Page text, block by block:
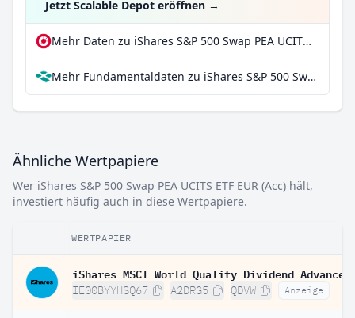
Jetzt Scalable Depot eröffnen →
Mehr Daten zu iShares S&P 500 Swap PEA UCITS ETF EUR (Acc) bei extraETF
Mehr Fundamentaldaten zu iShares S&P 500 Swap PEA UCITS ETF EUR (Acc) bei Parqet
Ähnliche Wertpapiere
Wer iShares S&P 500 Swap PEA UCITS ETF EUR (Acc) hält,
investiert häufig auch in diese Wertpapiere.
WERTPAPIER
IE00BYYHSQ67 A2DRG5 QDVW Anzeige